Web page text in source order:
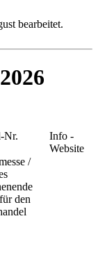
bearbeitet.
Nr.
Info -
Website
/
den